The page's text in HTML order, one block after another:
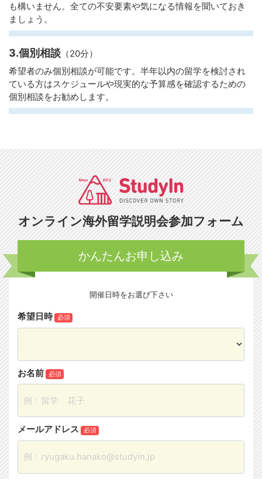
も構いません。全ての不安要素や気になる情報を聞いておき
ましょう。
3.個別相談 （20分）
希望者のみ個別相談が可能です。半年以内の留学を検討され
ている方はスケジュールや現実的な予算感を確認するための
個別相談をお勧めします。
オンライン海外留学説明会参加フォーム
かんたんお申し込み
開催日時をお選び下さい
希望日時 必須
お名前 必須
メールアドレス 必須